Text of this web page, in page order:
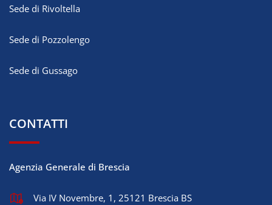
Sede di Rivoltella
Sede di Pozzolengo
Sede di Gussago
CONTATTI
Agenzia Generale di Brescia
Via IV Novembre, 1, 25121 Brescia BS